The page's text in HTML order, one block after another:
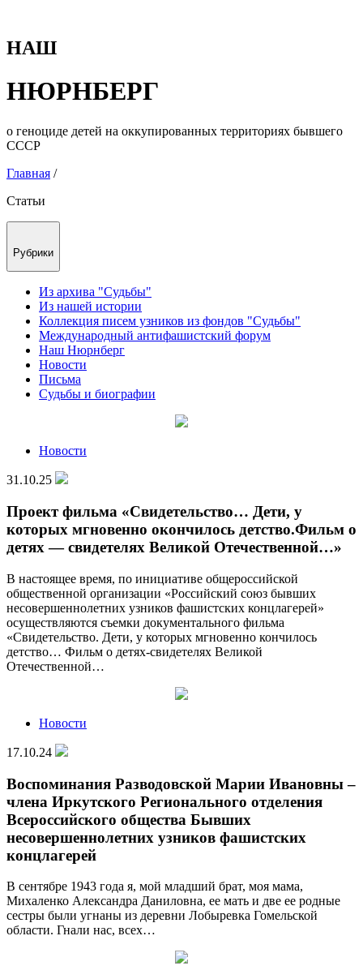
НАШ
НЮРНБЕРГ
о геноциде детей на оккупированных территориях бывшего
СССР
Главная /
Статьи
Рубрики
Из архива "Судьбы"
Из нашей истории
Коллекция писем узников из фондов "Судьбы"
Международный антифашистский форум
Наш Нюрнберг
Новости
Письма
Судьбы и биографии
Новости
31.10.25
Проект фильма «Свидетельство… Дети, у
которых мгновенно окончилось детство.Фильм о
детях — свидетелях Великой Отечественной…»
В настоящее время, по инициативе общероссийской
общественной организации «Российский союз бывших
несовершеннолетних узников фашистских концлагерей»
осуществляются съемки документального фильма
«Свидетельство. Дети, у которых мгновенно кончилось
детство… Фильм о детях-свидетелях Великой
Отечественной…
Новости
17.10.24
Воспоминания Разводовской Марии Ивановны –
члена Иркутского Регионального отделения
Всероссийского общества Бывших
несовершеннолетних узников фашистских
концлагерей
В сентябре 1943 года я, мой младший брат, моя мама,
Михаленко Александра Даниловна, ее мать и две ее родные
сестры были угнаны из деревни Лобыревка Гомельской
области. Гнали нас, всех…